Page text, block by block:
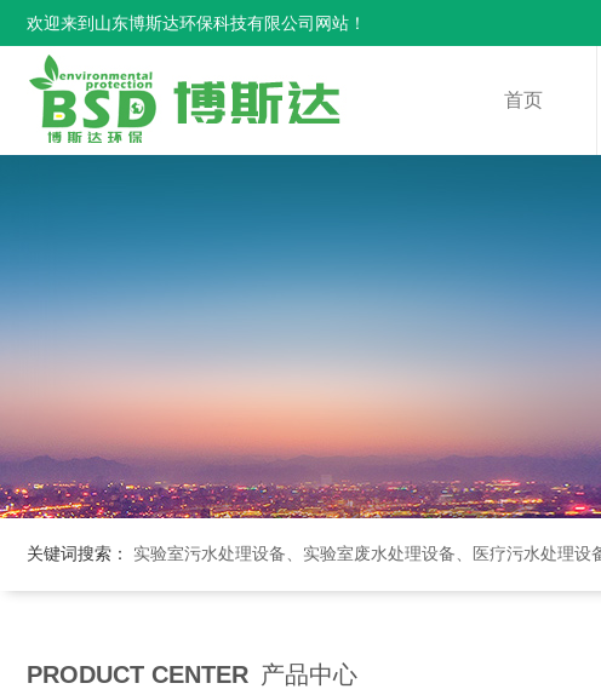
欢迎来到山东博斯达环保科技有限公司网站！
首页
关键词搜索： 实验室污水处理设备、实验室废水处理设备、医疗污水处理设备、医院污水处理
PRODUCT CENTER 产品中心